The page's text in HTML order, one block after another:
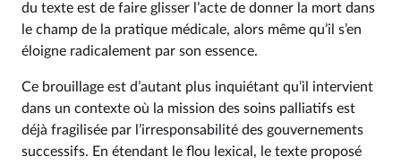
du texte est de faire glisser l’acte de donner la mort dans
le champ de la pratique médicale, alors même qu’il s’en
éloigne radicalement par son essence.
Ce brouillage est d’autant plus inquiétant qu’il intervient
dans un contexte où la mission des soins palliatifs est
déjà fragilisée par l’irresponsabilité des gouvernements
successifs. En étendant le flou lexical, le texte proposé